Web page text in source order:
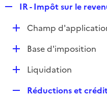
p
l
i
e
IR - Impôt sur le
DChamp
DBase d'imposition
DLiquidation
Réductions et